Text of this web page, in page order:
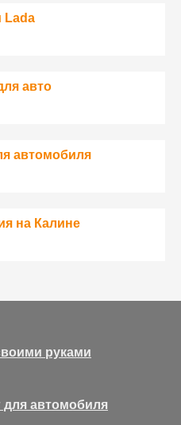
Lada
авто
автомобиля
на Калине
руками
автомобиля